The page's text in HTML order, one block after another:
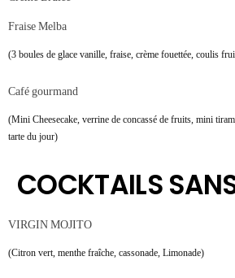
Fraise Melba
(3 boules de glace vanille, fraise, crème fouettée, coulis
Café gourmand
(Mini Cheesecake, verrine de concassé de fruits, mini
tarte du jour)
COCKTAILS
VIRGIN MOJITO
(Citron vert, menthe fraîche, cassonade, Limonade)